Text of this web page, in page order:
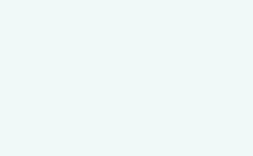
p/emporung-zum-
vertraut-11211252.html Trends
116199606563964854
116209446292677199
116237746277652451 https://
116254887863694471
buchhandlung/dresden/
talks.datenspuren.de/ds26/cfp
bereits am 6.
Themen
Open, AfD-
node.html
union--die-
gibt es in